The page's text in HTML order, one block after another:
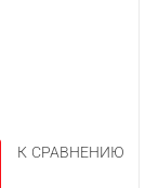
К СРАВНЕНИЮ